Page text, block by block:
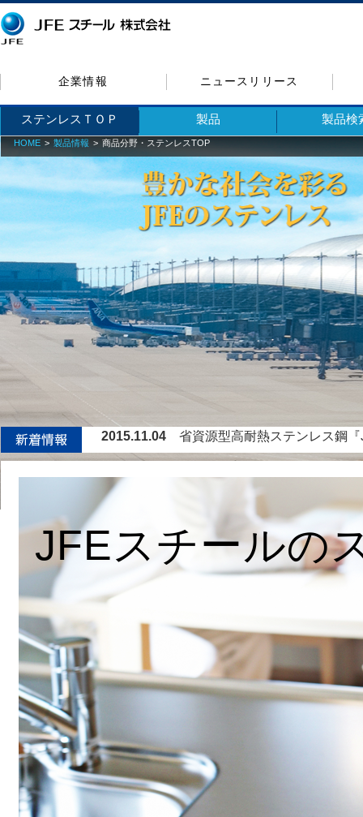
企業情報 ニュースリリース
ステンレスＴＯＰ 製品 製品検
HOME 製品情報 商品分野・ステンレスTOP
2015.11.04
省資源型高耐熱ステンレス鋼
2015.01.14
世界最高精度0.01％レベルの炭素
2014.11.10
省資源型高耐熱ステンレス鋼
2014.07.14
省資源型高耐熱ステンレス鋼
省資源型高耐熱ステンレス鋼
2013.03
国土交通省公共建築工事『標準
2016.03.08
炭化水素燃料バーナーを利用し
JFEスチールの